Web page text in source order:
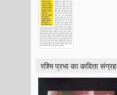
रश्मि प्रभा का कविता संग्रह